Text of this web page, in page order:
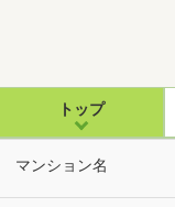
トップ
マンション名